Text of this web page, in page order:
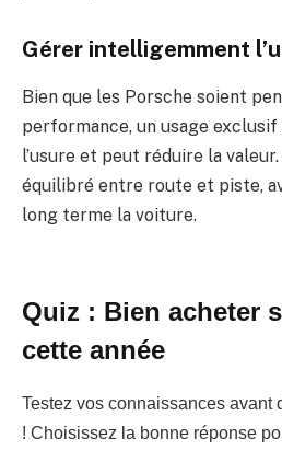
Gérer intelligemment
Bien que les Porsche soient
performance, un usage
l’usure et peut réduire la
équilibré entre route et piste,
long terme la voiture.
Quiz : Bien acheter
cette année
Testez vos connaissances avant
! Choisissez la bonne réponse